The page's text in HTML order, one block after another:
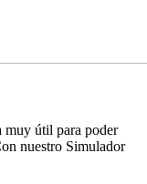
muy útil para poder
nuestro Simulador